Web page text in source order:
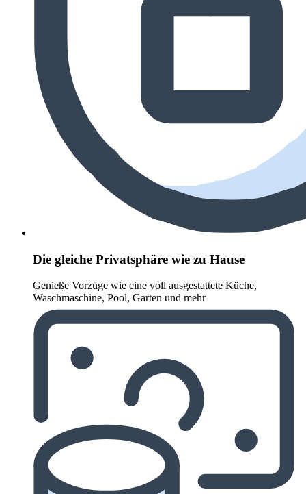
Die gleiche Privatsphäre wie zu Hause
Genieße Vorzüge wie eine voll ausgestattete Küche,
Waschmaschine, Pool, Garten und mehr